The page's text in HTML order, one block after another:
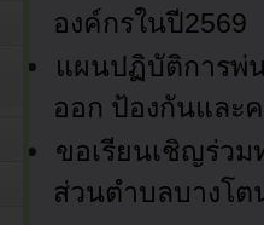
องค์กรในปี2569
แผนปฏิบัติการพ่
ออก ป้องกันและ
ขอเรียนเชิญร่ว
ส่วนตำบลบางโต